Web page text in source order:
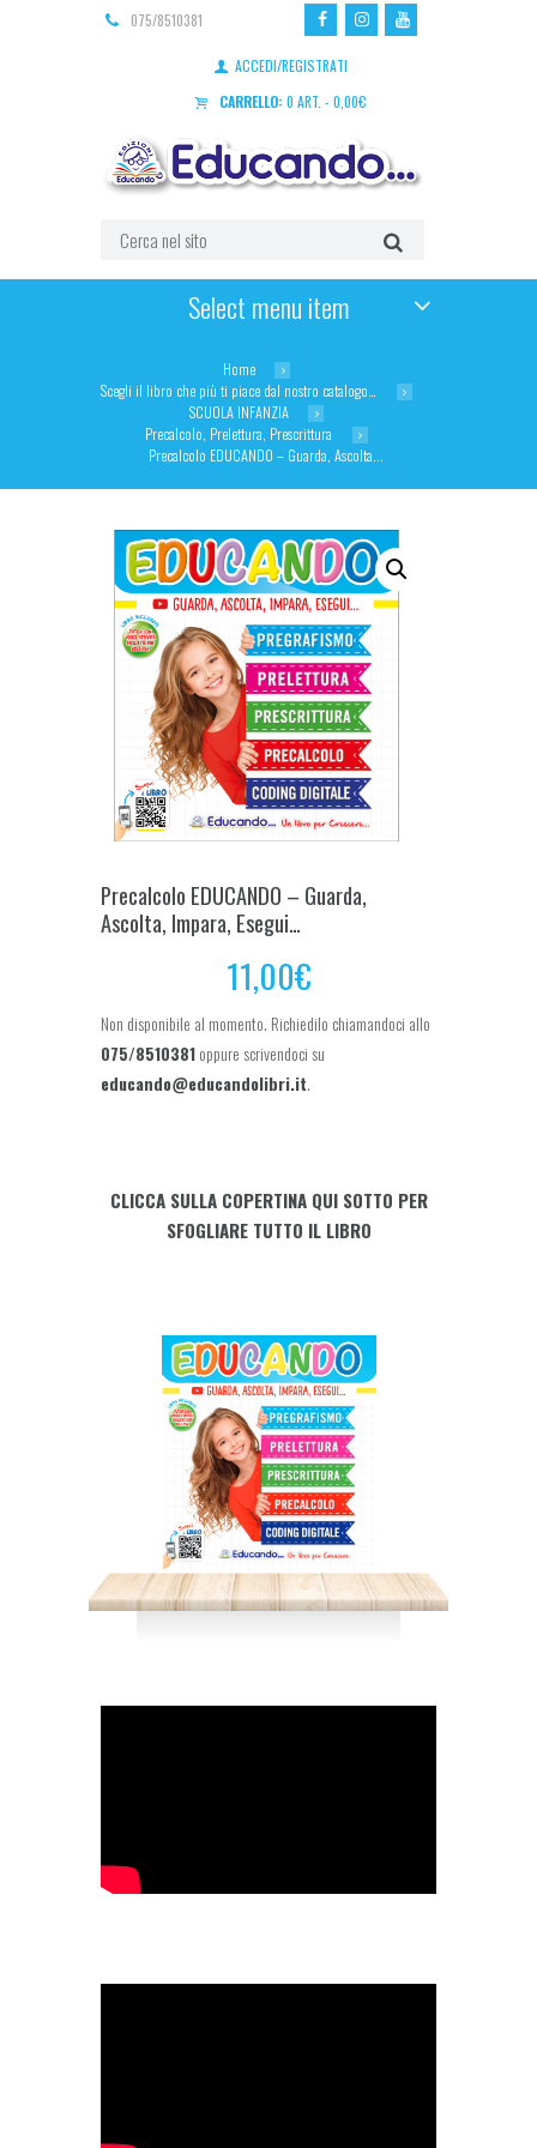
075/8510381
ACCEDI/REGISTRATI
CARRELLO: 0 ART. - 0,00€
Select menu item
Home
Scegli il libro che più ti piace dal nostro catalogo…
SCUOLA INFANZIA
Precalcolo, Prelettura, Prescrittura
Precalcolo EDUCANDO – Guarda, Ascolta...
Precalcolo EDUCANDO – Guarda,
Ascolta, Impara, Esegui…
11,00€
Non disponibile al momento. Richiedilo chiamandoci allo
075/8510381 oppure scrivendoci su
educando@educandolibri.it.
CLICCA SULLA COPERTINA QUI SOTTO PER
SFOGLIARE TUTTO IL LIBRO